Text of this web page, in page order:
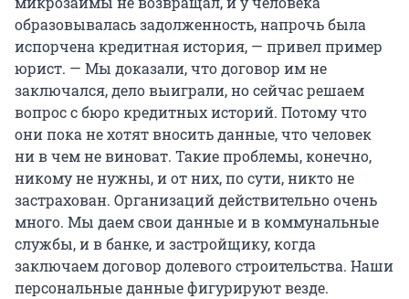
образовывалась задолженность, напрочь была
испорчена кредитная история, — привел пример
юрист. — Мы доказали, что договор им не
заключался, дело выиграли, но сейчас решаем
вопрос с бюро кредитных историй. Потому что
они пока не хотят вносить данные, что человек
ни в чем не виноват. Такие проблемы, конечно,
никому не нужны, и от них, по сути, никто не
застрахован. Организаций действительно очень
много. Мы даем свои данные и в коммунальные
службы, и в банке, и застройщику, когда
заключаем договор долевого строительства. Наши
персональные данные фигурируют везде.